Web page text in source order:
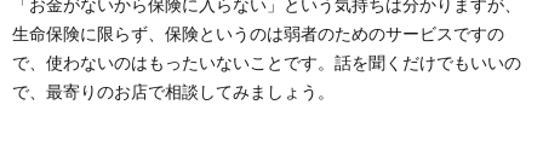
生命保険に限らず、保険というのは弱者のためのサービスですの
で、使わないのはもったいないことです。話を聞くだけでもいいの
で、最寄りのお店で相談してみましょう。